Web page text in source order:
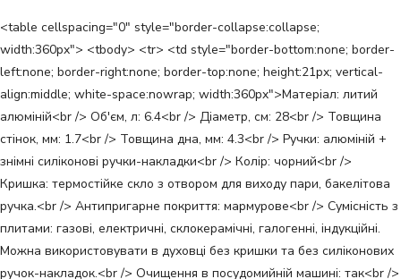
<table cellspacing="0" style="border-collapse:collapse;
width:360px"> <tbody> <tr> <td style="border-bottom:none; border-
left:none; border-right:none; border-top:none; height:21px; vertical-
align:middle; white-space:nowrap; width:360px">Матеріал: литий
алюміній<br /> Об'єм, л: 6.4<br /> Діаметр, см: 28<br /> Товщина
стінок, мм: 1.7<br /> Товщина дна, мм: 4.3<br /> Ручки: алюміній +
знімні силіконові ручки-накладки<br /> Колір: чорний<br />
Кришка: термостійке скло з отвором для виходу пари, бакелітова
ручка.<br /> Антипригарне покриття: мармурове<br /> Сумісність з
плитами: газові, електричні, склокерамічні, галогенні, індукційні.
Можна використовувати в духовці без кришки та без силіконових
ручок-накладок.<br /> Очищення в посудомийній машині: так<br />